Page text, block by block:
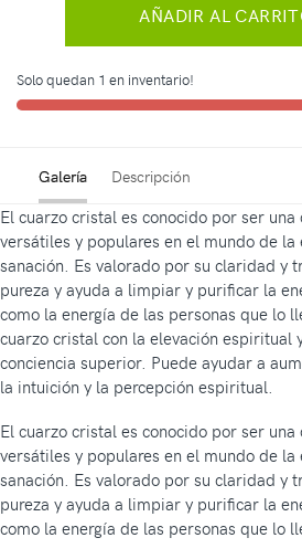
AÑADIR AL
Solo quedan 1 en inventario!
Galería Descripción
El cuarzo cristal es conocido por ser
versátiles y populares en el mundo de
sanación. Es valorado por su claridad y
pureza y ayuda a limpiar y purificar la
como la energía de las personas que lo
cuarzo cristal con la elevación espiritual
conciencia superior. Puede ayudar a
la intuición y la percepción espiritual.
El cuarzo cristal es conocido por ser
versátiles y populares en el mundo de
sanación. Es valorado por su claridad y
pureza y ayuda a limpiar y purificar la
como la energía de las personas que lo